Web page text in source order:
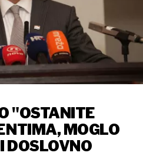
"OSTANITE
MOGLO
DOSLOVNO